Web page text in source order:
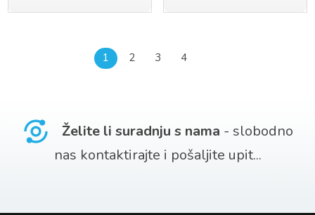
Opcije
se
mogu
se
mogu
1 2 3 4
Želite li suradnju s nama - slobodno
nas kontaktirajte i pošaljite upit...